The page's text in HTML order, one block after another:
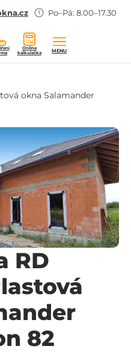
Po–Pá: 8.00–17.30
Online
kalkulačka
MENU
okna Salamander
RD
82